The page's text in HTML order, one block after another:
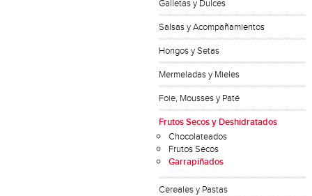
Galletas y Dulces
Salsas y Acompañamientos
Hongos y Setas
Mermeladas y Mieles
Foie, Mousses y Paté
Frutos Secos y Deshidratados
Chocolateados
Frutos Secos
Garrapiñados
Cereales y Pastas